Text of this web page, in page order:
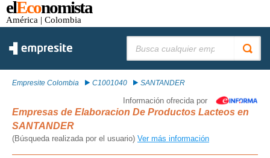
elEconomista
América | Colombia
Empresite Colombia C1001040 SANTANDER
Información ofrecida por
Empresas de Elaboracion De Productos Lacteos en
SANTANDER
(Búsqueda realizada por el usuario) Ver más información